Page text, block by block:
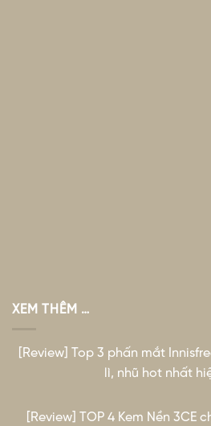
XEM THÊM …
[Review] Top 3 phấn mắt
lì, nhũ hot nhất
[Review] TOP 4 Kem Nền 3CE